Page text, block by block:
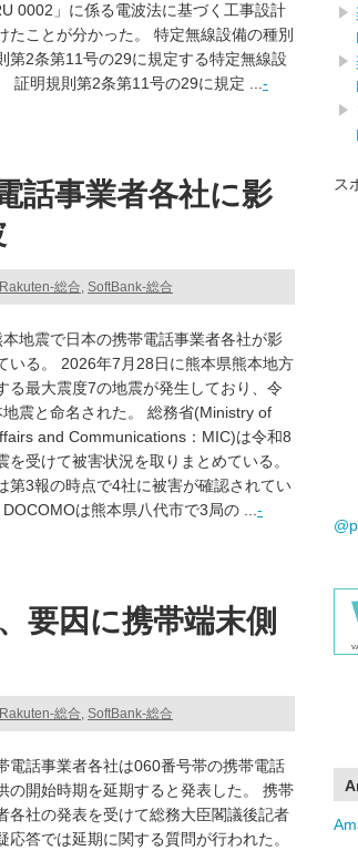
0002」に係る電波法に基づく工事設計
たことが分かった。 特定無線設備の種別
第2条第11号の29に規定する特定無線設
証明規則第2条第11号の29に規定 ... -
話事業者各社に影
Rakuten-総合, SoftBank-総合
地震で日本の携帯電話事業者各社が影
いる。 2026年7月28日に熊本県熊本地方
る最大震度7の地震が発生しており、令
震と命名された。 総務省(Ministry of
and Communications：MIC)は令和8
を受けて被害状況を取りまとめている。
第3報の時点で4社に被害が確認されてい
は熊本県八代市で3局の ... -
要因に携帯端末側
Rakuten-総合, SoftBank-総合
電話事業者各社は060番号帯の携帯電話
の開始時期を延期すると発表した。 携帯
各社の発表を受けて総務大臣閣議後記者
応答では延期に関する質問が行われた。
ス